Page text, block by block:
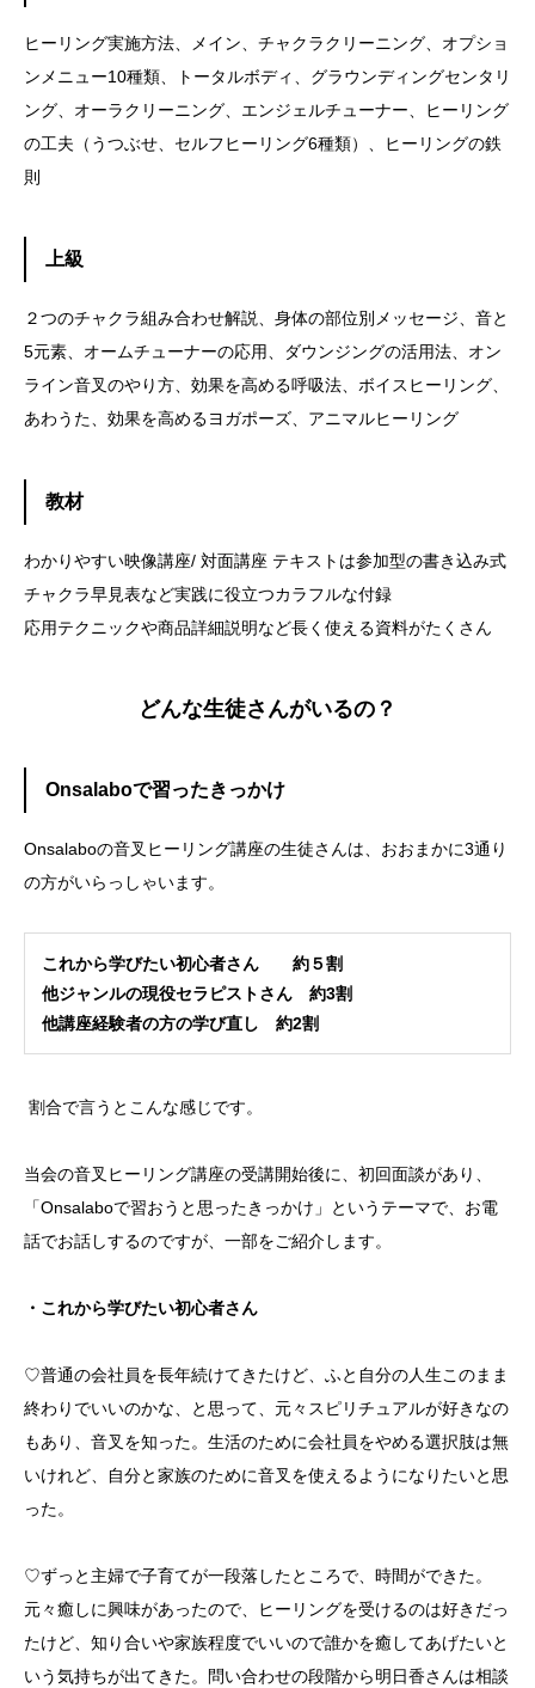
ヒーリング実施方法、メイン、チャクラクリーニング、オプショ
ンメニュー10種類、トータルボディ、グラウンディングセンタリ
ング、オーラクリーニング、エンジェルチューナー、ヒーリング
の工夫（うつぶせ、セルフヒーリング6種類）、ヒーリングの鉄
則
上級
２つのチャクラ組み合わせ解説、身体の部位別メッセージ、音と
5元素、オームチューナーの応用、ダウンジングの活用法、オン
ライン音叉のやり方、効果を高める呼吸法、ボイスヒーリング、
あわうた、効果を高めるヨガポーズ、アニマルヒーリング
教材
わかりやすい映像講座/ 対面講座 テキストは参加型の書き込み式
チャクラ早見表など実践に役立つカラフルな付録
応用テクニックや商品詳細説明など長く使える資料がたくさん
どんな生徒さんがいるの？
Onsalaboで習ったきっかけ
Onsalaboの音叉ヒーリング講座の生徒さんは、おおまかに3通り
の方がいらっしゃいます。
これから学びたい初心者さん 約５割
他ジャンルの現役セラピストさん 約3割
他講座経験者の方の学び直し 約2割
割合で言うとこんな感じです。
当会の音叉ヒーリング講座の受講開始後に、初回面談があり、
「Onsalaboで習おうと思ったきっかけ」というテーマで、お電
話でお話しするのですが、一部をご紹介します。
・これから学びたい初心者さん
♡普通の会社員を長年続けてきたけど、ふと自分の人生このまま
終わりでいいのかな、と思って、元々スピリチュアルが好きなの
もあり、音叉を知った。生活のために会社員をやめる選択肢は無
いけれど、自分と家族のために音叉を使えるようになりたいと思
った。
♡ずっと主婦で子育てが一段落したところで、時間ができた。
元々癒しに興味があったので、ヒーリングを受けるのは好きだっ
たけど、知り合いや家族程度でいいので誰かを癒してあげたいと
いう気持ちが出てきた。問い合わせの段階から明日香さんは相談